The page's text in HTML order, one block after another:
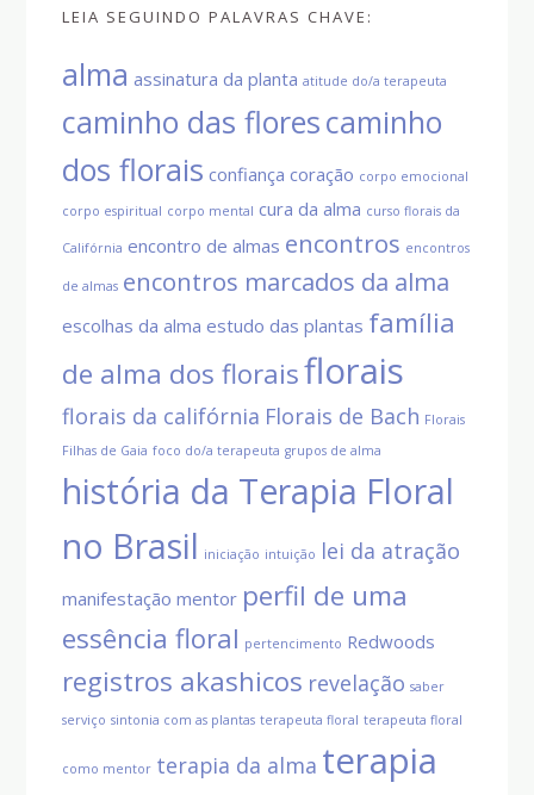
LEIA SEGUINDO PALAVRAS CHAVE:
alma assinatura da planta atitude do/a terapeuta
caminho das florescaminho
dos florais confiança coração corpo emocional
corpo espiritual corpo mental cura da alma curso florais da
Califórnia encontro de almas encontros encontros
de almas encontros marcados da alma
escolhas da alma estudo das plantas família
de alma dos floraisflorais
florais da califórnia Florais de Bach Florais
Filhas de Gaia foco do/a terapeuta grupos de alma
história da Terapia Floral
no Brasil iniciação intuição lei da atração
manifestação mentor perfil de uma
essência floral pertencimento Redwoods
registros akashicos revelação saber
serviço sintonia com as plantas terapeuta floral terapeuta floral
como mentor terapia da alma terapia